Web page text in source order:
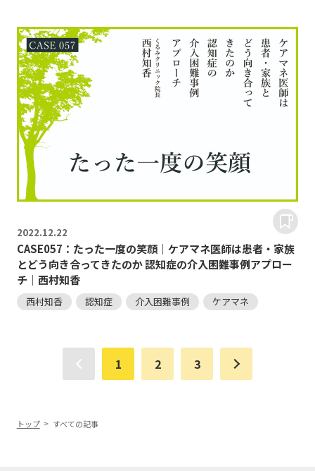
2022.12.22
CASE057：たった一度の笑顔｜ケアマネ医師は患者・家族
とどう向き合ってきたのか 認知症の介入困難事例アプロー
チ｜西村知香
西村知香 認知症 介入困難事例 ケアマネ
1 2 3
トップ すべての記事